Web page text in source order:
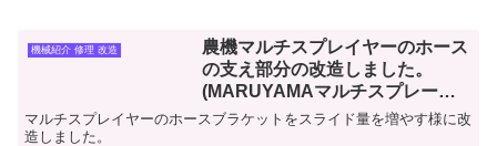
機械紹介 修理 改造
農機マルチスプレイヤーのホース
の支え部分の改造しました。
(MARUYAMAマルチスプレーヤ
ーMRS40HS-200)
マルチスプレイヤーのホースブラケットをスライド量を増やす様に改
造しました。